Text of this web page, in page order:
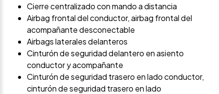
Cierre centralizado con mando a distancia
Airbag frontal del conductor, airbag frontal del
acompañante desconectable
Airbags laterales delanteros
Cinturón de seguridad delantero en asiento
conductor y acompañante
Cinturón de seguridad trasero en lado conductor,
cinturón de seguridad trasero en lado